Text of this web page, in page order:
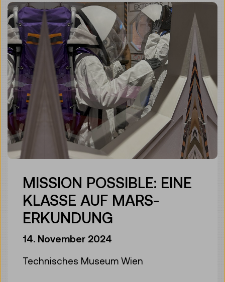
MISSION POSSIBLE: EINE
KLASSE AUF MARS-
ERKUNDUNG
14. November 2024
Technisches Museum Wien